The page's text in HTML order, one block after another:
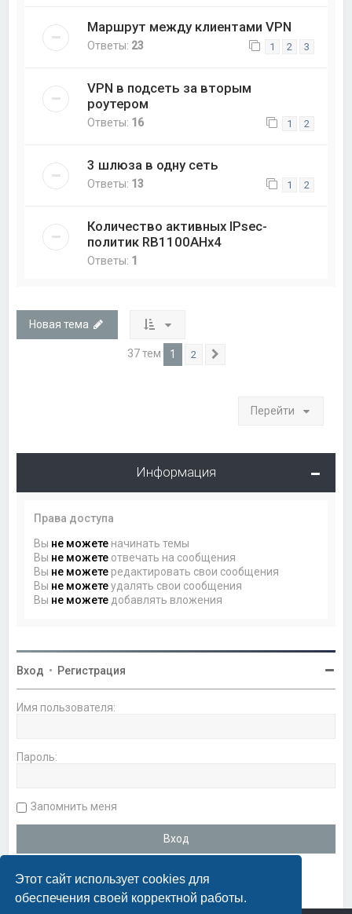
Этот сайт использует cookies для
обеспечения своей корректной работы.
Маршрут между клиентами VPN
Ответы: 23 1 2 3
VPN в подсеть за вторым
роутером
Ответы: 16 1 2
3 шлюза в одну сеть
Ответы: 13 1 2
Количество активных IPsec-
политик RB1100AHx4
Ответы: 1
Новая тема
37 тем 1 2
Перейти
Информация
Права доступа
Вы не можете начинать темы
Вы не можете отвечать на сообщения
Вы не можете редактировать свои сообщения
Вы не можетеудалять свои сообщения
Вы не можете добавлять вложения
Вход • Регистрация
Имя пользователя:
Пароль:
Запомнить меня